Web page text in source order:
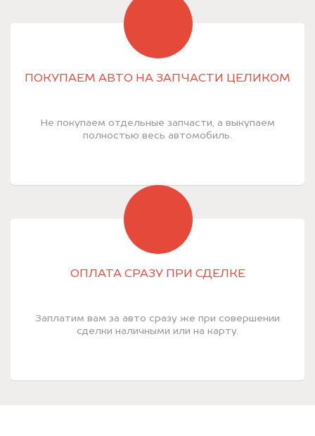
ПОКУПАЕМ АВТО НА ЗАПЧАСТИ ЦЕЛИКОМ
Не покупаем отдельные запчасти, а выкупаем
полностью весь автомобиль.
ОПЛАТА СРАЗУ ПРИ СДЕЛКЕ
Заплатим вам за авто сразу же при совершении
сделки наличными или на карту.